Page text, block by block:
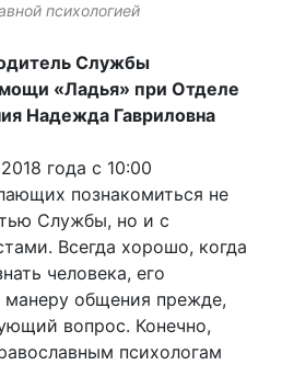
психологией
Службы
«Ладья» при Отделе
Надежда Гавриловна
года с 10:00
познакомиться не
Службы, но и с
Всегда хорошо, когда
человека, его
общения прежде,
вопрос. Конечно,
психологам